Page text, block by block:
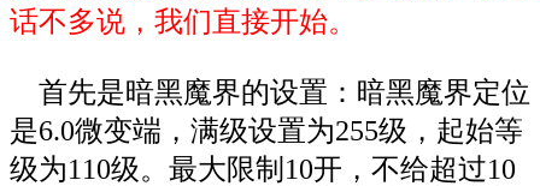
话不多说，我们直接开始。
首先是暗黑魔界的设置：暗黑魔界定位
是6.0微变端，满级设置为255级，起始等
级为110级。最大限制10开，不给超过10